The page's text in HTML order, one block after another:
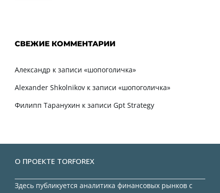
СВЕЖИЕ КОММЕНТАРИИ
Александр к записи «шопоголичка»
Alexander Shkolnikov к записи «шопоголичка»
Филипп Таранухин к записи Gpt Strategy
О ПРОЕКТЕ TORFOREX
Здесь публикуется аналитика финансовых рынков с